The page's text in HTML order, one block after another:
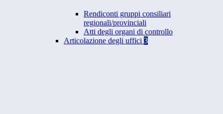
Rendiconti gruppi consiliari
regionali/provinciali
Atti degli organi di controllo
Articolazione degli uffici 3